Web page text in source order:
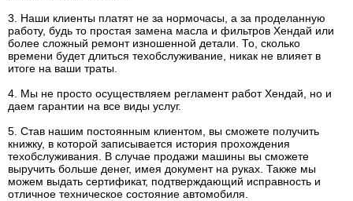
3. Наши клиенты платят не за нормочасы, а за проделанную
работу, будь то простая замена масла и фильтров Хендай или
более сложный ремонт изношенной детали. То, сколько
времени будет длиться техобслуживание, никак не влияет в
итоге на ваши траты.
4. Мы не просто осуществляем регламент работ Хендай, но и
даем гарантии на все виды услуг.
5. Став нашим постоянным клиентом, вы сможете получить
книжку, в которой записывается история прохождения
техобслуживания. В случае продажи машины вы сможете
выручить больше денег, имея документ на руках. Также мы
можем выдать сертификат, подтверждающий исправность и
отличное техническое состояние автомобиля.